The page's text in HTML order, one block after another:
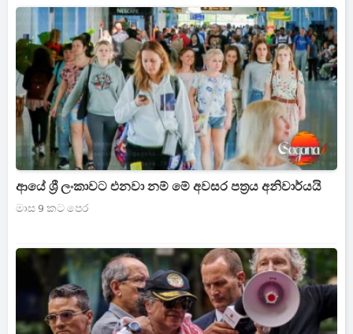
ආයේ ශ්‍රී ලංකාවට එනවා නම් මේ අවසර පත්‍රය අනිවාර්යයි
මාස 9 කට පෙර